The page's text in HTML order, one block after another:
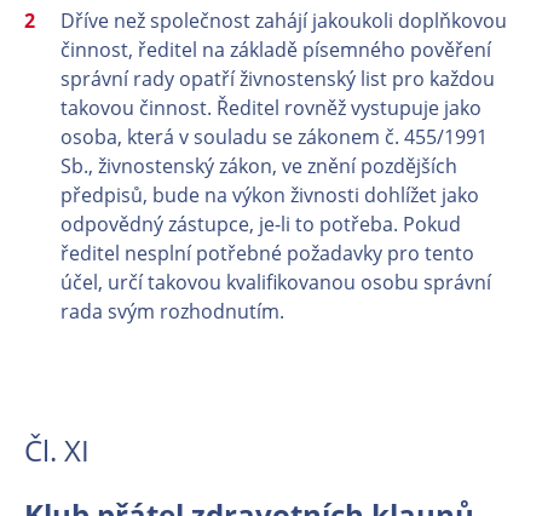
Dříve než společnost zahájí jakoukoli doplňkovou
činnost, ředitel na základě písemného pověření
správní rady opatří živnostenský list pro každou
takovou činnost. Ředitel rovněž vystupuje jako
osoba, která v souladu se zákonem č. 455/1991
Sb., živnostenský zákon, ve znění pozdějších
předpisů, bude na výkon živnosti dohlížet jako
odpovědný zástupce, je-li to potřeba. Pokud
ředitel nesplní potřebné požadavky pro tento
účel, určí takovou kvalifikovanou osobu správní
rada svým rozhodnutím.
Čl. XI